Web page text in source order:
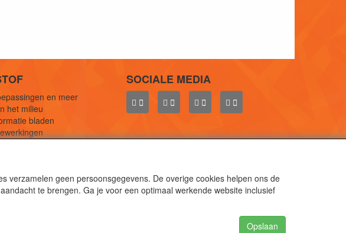
en meer
het milieu
bladen
SOCIALE MEDIA
en staf materiaal.
verzamelen geen persoonsgegevens. De overige cookies helpen ons de
te brengen. Ga je voor een optimaal werkende website inclusief
Opslaan